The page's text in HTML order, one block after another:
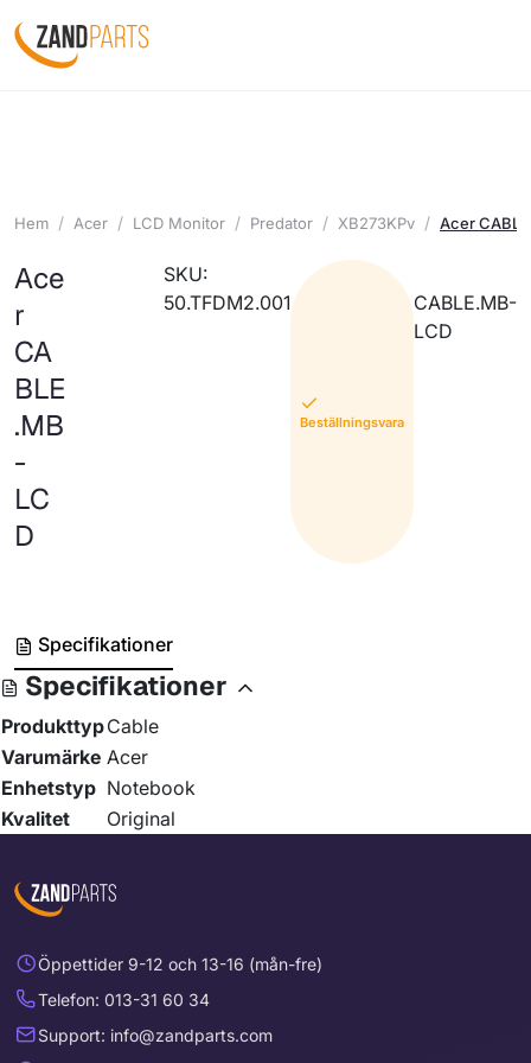
Hem Acer LCD Monitor Predator XB273KPv Acer
Ace
r
CA
BLE
.MB
-
LC
D
SKU:
50.TFDM2.001
Beställningsvara
CABLE.MB-
LCD
Specifikationer
Specifikationer
ProdukttypCable
Varumärke Acer
Enhetstyp Notebook
Kvalitet
Original
Öppettider 9-12 och 13-16 (mån-fre)
Telefon: 013-31 60 34
Support: info@zandparts.com